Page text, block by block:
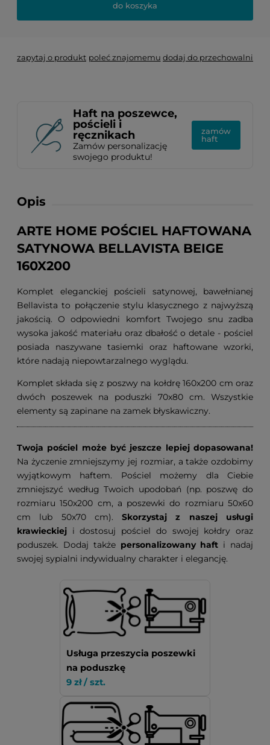
do koszyka
zapytaj o produkt poleć znajomemu dodaj do przechowalni
Haft na poszewce,
pościeli i
ręcznikach
Zamów personalizację
swojego produktu!
zamów
haft
Opis
ARTE HOME POŚCIEL HAFTOWANA
SATYNOWA BELLAVISTA BEIGE
160X200
Komplet eleganckiej pościeli satynowej, bawełnianej
Bellavista to połączenie stylu klasycznego z najwyższą
jakością. O odpowiedni komfort Twojego snu zadba
wysoka jakość materiału oraz dbałość o detale - pościel
posiada naszywane tasiemki oraz haftowane wzorki,
które nadają niepowtarzalnego wyglądu.
Komplet składa się z poszwy na kołdrę 160x200 cm oraz
dwóch poszewek na poduszki 70x80 cm. Wszystkie
elementy są zapinane na zamek błyskawiczny.
Twoja pościel może być jeszcze lepiej dopasowana!
Na życzenie zmniejszymy jej rozmiar, a także ozdobimy
wyjątkowym haftem. Pościel możemy dla Ciebie
zmniejszyć według Twoich upodobań (np. poszwę do
rozmiaru 150x200 cm, a poszewki do rozmiaru 50x60
cm lub 50x70 cm).Skorzystaj z naszej usługi
krawieckiej i dostosuj pościel do swojej kołdry oraz
poduszek. Dodaj także personalizowany haft i nadaj
swojej sypialni indywidualny charakter i elegancję.
Usługa przeszycia poszewki
na poduszkę
9 zł / szt.